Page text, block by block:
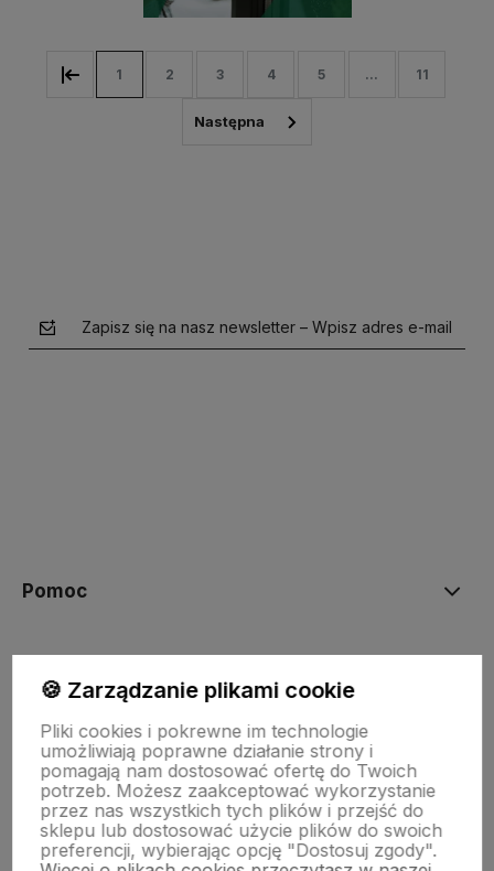
1 2 3 4 5 ... 11
Zapisz się na nasz newsletter – Wpisz adres e-mail
Pomoc
Płatności i dostawa
Informacje
🍪 Zarządzanie plikami cookie
Pliki cookies i pokrewne im technologie
umożliwiają poprawne działanie strony i
pomagają nam dostosować ofertę do Twoich
potrzeb. Możesz zaakceptować wykorzystanie
przez nas wszystkich tych plików i przejść do
sklepu lub dostosować użycie plików do swoich
preferencji, wybierając opcję "Dostosuj zgody".